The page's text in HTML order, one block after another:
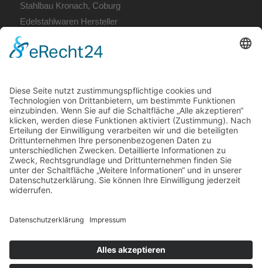
Stahlbau Kronach, Coburg
Edelstahlwaren Hersteller
Fertige Bauelemente
Metallbau Coburg
Unsere Öffnungszeiten:
Mo. – Do. 7:00 – 12:00 Uhr
und 13:00 – 16:00 Uhr,
Fr. 7:00 – 12:00 Uhr
E-Mail:info@krummholz-coburg.de